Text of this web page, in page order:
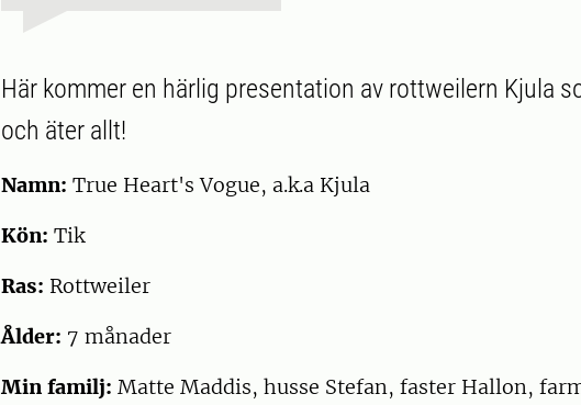
Här kommer en härlig presentation av rottweilern Kjula
och äter allt!
Namn: True Heart's Vogue, a.k.a Kjula
Kön: Tik
Ras: Rottweiler
Ålder: 7 månader
Min familj: Matte Maddis, husse Stefan, faster Hallon,